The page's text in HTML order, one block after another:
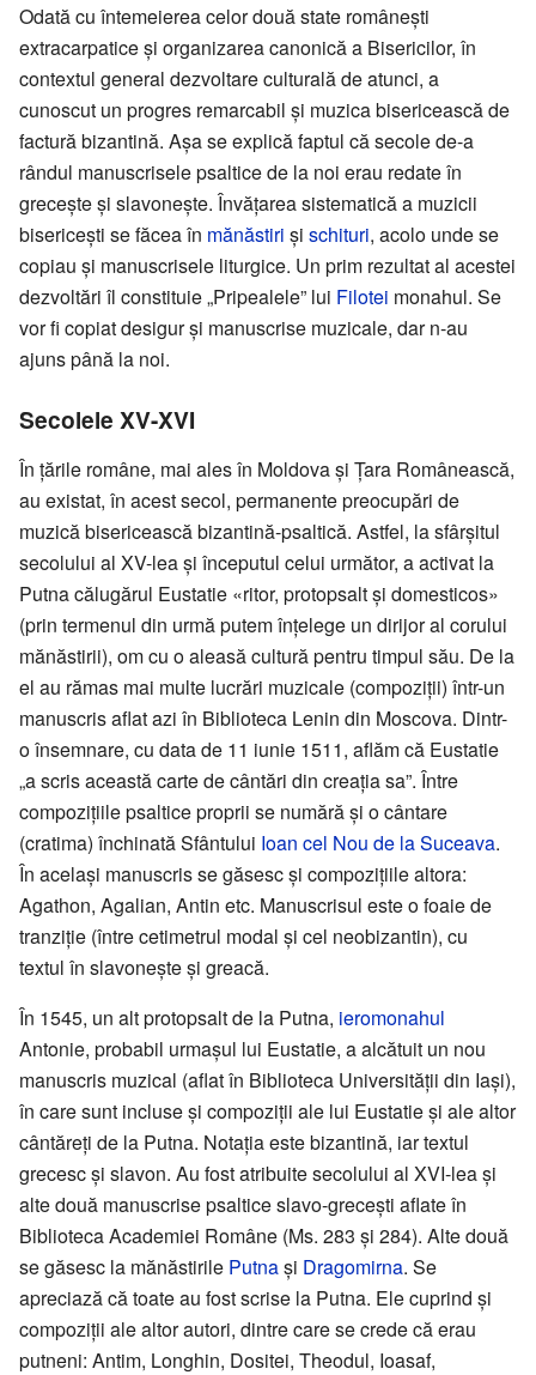
Odată cu întemeierea celor două state românești
extracarpatice și organizarea canonică a Bisericilor, în
contextul general dezvoltare culturală de atunci, a
cunoscut un progres remarcabil și muzica bisericească de
factură bizantină. Așa se explică faptul că secole de-a
rândul manuscrisele psaltice de la noi erau redate în
grecește și slavonește. Învățarea sistematică a muzicii
bisericești se făcea în mănăstiri și schituri, acolo unde se
copiau și manuscrisele liturgice. Un prim rezultat al acestei
dezvoltări îl constituie „Pripealele” lui Filotei monahul. Se
vor fi copiat desigur și manuscrise muzicale, dar n-au
ajuns până la noi.
Secolele XV-XVI
În țările române, mai ales în Moldova și Țara Românească,
au existat, în acest secol, permanente preocupări de
muzică bisericească bizantină-psaltică. Astfel, la sfârșitul
secolului al XV-lea și începutul celui următor, a activat la
Putna călugărul Eustatie «ritor, protopsalt și domesticos»
(prin termenul din urmă putem înțelege un dirijor al corului
mănăstirii), om cu o aleasă cultură pentru timpul său. De la
el au rămas mai multe lucrări muzicale (compoziții) într-un
manuscris aflat azi în Biblioteca Lenin din Moscova. Dintr-
o însemnare, cu data de 11 iunie 1511, aflăm că Eustatie
„a scris această carte de cântări din creația sa”. Între
compozițiile psaltice proprii se numără și o cântare
(cratima) închinată Sfântului Ioan cel Nou de la Suceava.
În același manuscris se găsesc și compozițiile altora:
Agathon, Agalian, Antin etc. Manuscrisul este o foaie de
tranziție (între cetimetrul modal și cel neobizantin), cu
textul în slavonește și greacă.
În 1545, un alt protopsalt de la Putna, ieromonahul
Antonie, probabil urmașul lui Eustatie, a alcătuit un nou
manuscris muzical (aflat în Biblioteca Universității din Iași),
în care sunt incluse și compoziții ale lui Eustatie și ale altor
cântăreți de la Putna. Notația este bizantină, iar textul
grecesc și slavon. Au fost atribuite secolului al XVI-lea și
alte două manuscrise psaltice slavo-grecești aflate în
Biblioteca Academiei Române (Ms. 283 și 284). Alte două
se găsesc la mănăstirile Putnași Dragomirna. Se
apreciază că toate au fost scrise la Putna. Ele cuprind și
compoziții ale altor autori, dintre care se crede că erau
putneni: Antim, Longhin, Dositei, Theodul, Ioasaf,